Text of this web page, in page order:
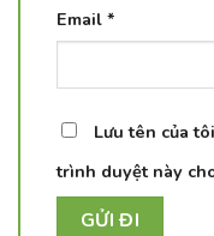
Email *
Lưu tên của
trình duyệt này